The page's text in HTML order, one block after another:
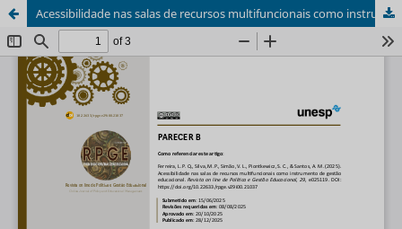
Acessibilidade nas salas de recursos multifuncionais como instrumento de gestão educacional